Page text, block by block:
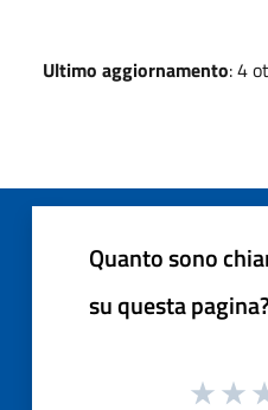
Ultimo aggiornamento: 4
Quanto sono
su questa